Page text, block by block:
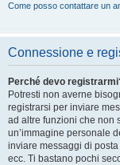
Come posso contattare un
Connessione e
Perché devo
Potresti non averne
registrarsi per inviare
ad altre funzioni che non
un’immagine personale
inviare messaggi di
ecc. Ti bastano pochi